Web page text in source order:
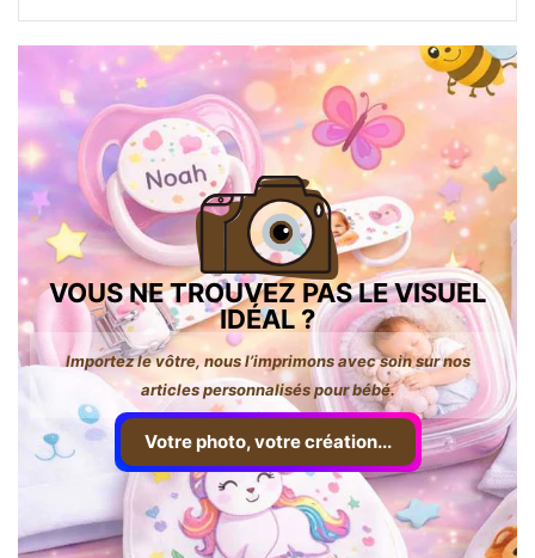
VOUS NE TROUVEZ PAS LE VISUEL
IDÉAL ?
Importez le vôtre, nous l’imprimons avec soin sur nos
articles personnalisés pour bébé.
Votre photo, votre création...